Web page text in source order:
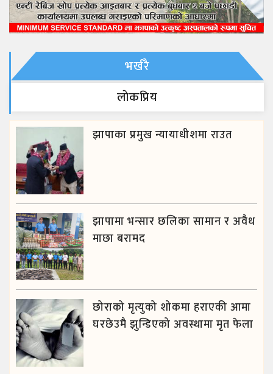
भर्खरै
लाेकप्रिय
झापाका प्रमुख न्यायाधीशमा राउत
झापामा भन्सार छलिका सामान र अवैध
माछा बरामद
छोराको मृत्युको शोकमा हराएकी आमा
घरछेउमै झुन्डिएको अवस्थामा मृत फेला